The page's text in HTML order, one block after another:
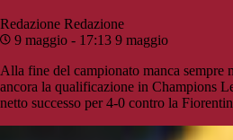
Redazione Redazione
9 maggio - 17:13 9 maggio
Alla fine del campionato manca sempre
ancora la qualificazione in Champions
netto successo per 4-0 contro la